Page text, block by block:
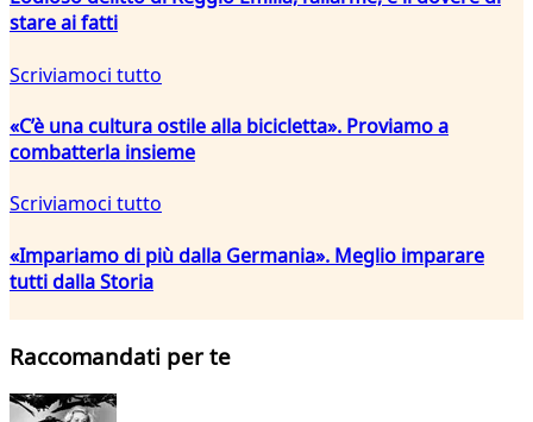
stare ai fatti
Scriviamoci tutto
«C’è una cultura ostile alla bicicletta». Proviamo a
combatterla insieme
Scriviamoci tutto
«Impariamo di più dalla Germania». Meglio imparare
tutti dalla Storia
Raccomandati per te